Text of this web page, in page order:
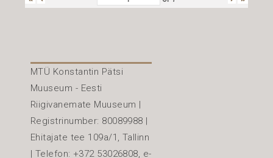
MTÜ Konstantin Pätsi
Muuseum - Eesti
Riigivanemate Muuseum |
Registrinumber: 80089988 |
Ehitajate tee 109a/1, Tallinn
| Telefon: +372 53026808, e-